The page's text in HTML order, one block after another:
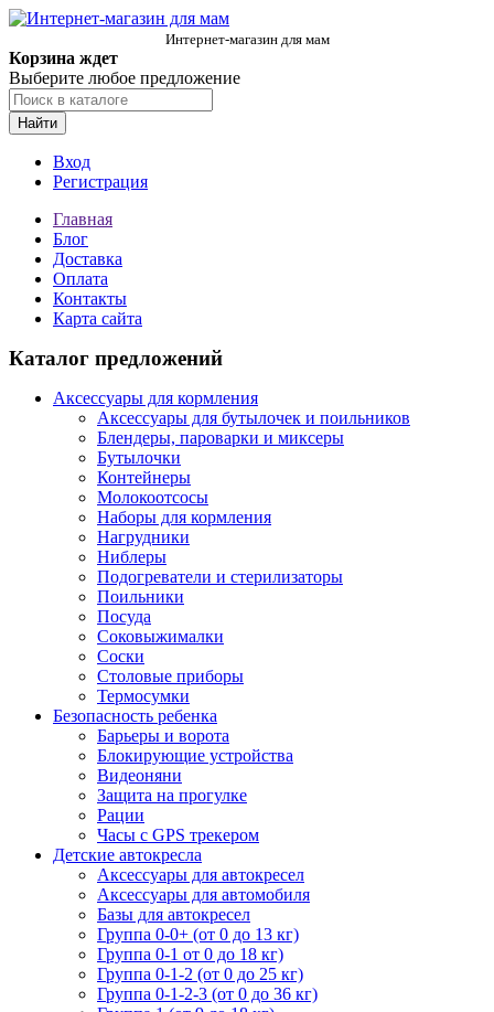
Интернет-магазин для мам
Корзина ждет
Выберите любое предложение
Найти
Вход
Регистрация
Главная
Блог
Доставка
Оплата
Контакты
Карта сайта
Каталог предложений
Аксессуары для кормления
Аксессуары для бутылочек и поильников
Блендеры, пароварки и миксеры
Бутылочки
Контейнеры
Молокоотсосы
Наборы для кормления
Нагрудники
Ниблеры
Подогреватели и стерилизаторы
Поильники
Посуда
Соковыжималки
Соски
Столовые приборы
Термосумки
Безопасность ребенка
Барьеры и ворота
Блокирующие устройства
Видеоняни
Защита на прогулке
Рации
Часы с GPS трекером
Детские автокресла
Аксессуары для автокресел
Аксессуары для автомобиля
Базы для автокресел
Группа 0-0+ (от 0 до 13 кг)
Группа 0-1 от 0 до 18 кг)
Группа 0-1-2 (от 0 до 25 кг)
Группа 0-1-2-3 (от 0 до 36 кг)